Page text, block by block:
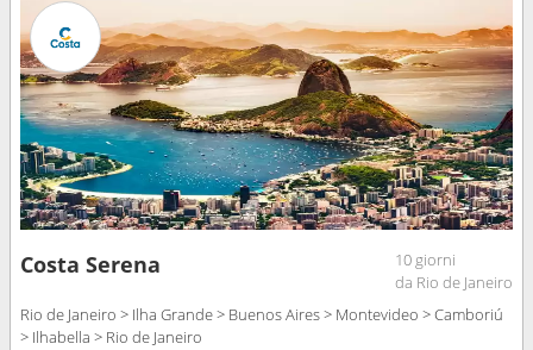
Costa Serena
10 giorni
da Rio de Janeiro
Rio de Janeiro > Ilha Grande > Buenos Aires > Montevideo > Camboriú
> Ilhabella > Rio de Janeiro